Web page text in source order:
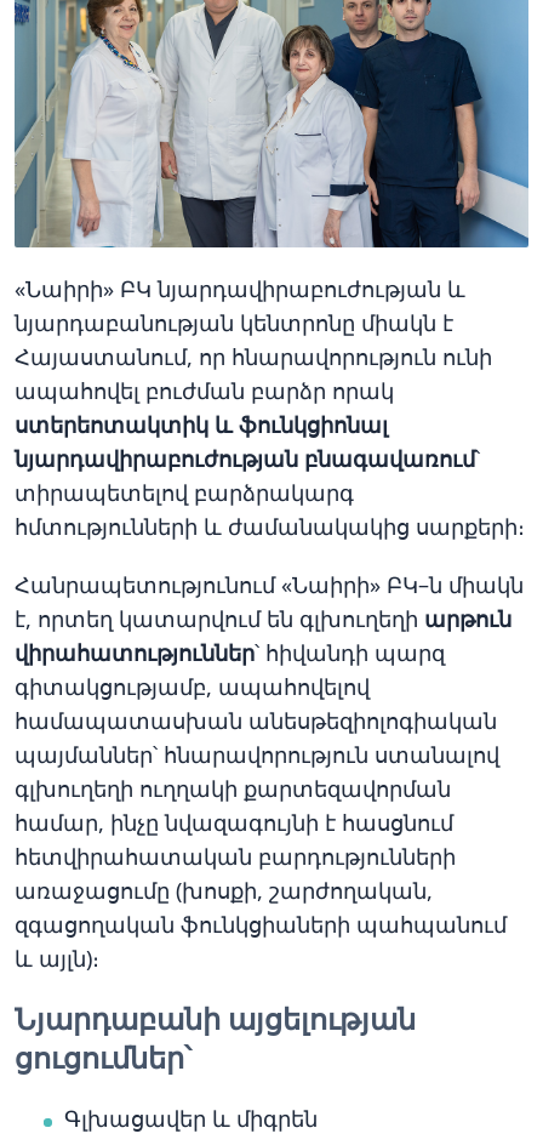
«Նաիրի» ԲԿ նյարդավիրաբուժության և
նյարդաբանության կենտրոնը միակն է
Հայաստանում, որ հնարավորություն ունի
ապահովել բուժման բարձր որակ
ստերեոտակտիկ և ֆունկցիոնալ
նյարդավիրաբուժության բնագավառում՝
տիրապետելով բարձրակարգ
հմտությունների և ժամանակակից սարքերի։
Հանրապետությունում «Նաիրի» ԲԿ–ն միակն
է, որտեղ կատարվում են գլխուղեղի արթուն
վիրահատություններ՝ հիվանդի պարզ
գիտակցությամբ, ապահովելով
համապատասխան անեսթեզիոլոգիական
պայմաններ՝ հնարավորություն ստանալով
գլխուղեղի ուղղակի քարտեզավորման
համար, ինչը նվազագույնի է հասցնում
հետվիրահատական բարդությունների
առաջացումը (խոսքի, շարժողական,
զգացողական ֆունկցիաների պահպանում
և այլն)։
Նյարդաբանի այցելության
ցուցումներ՝
Գլխացավեր և միգրեն